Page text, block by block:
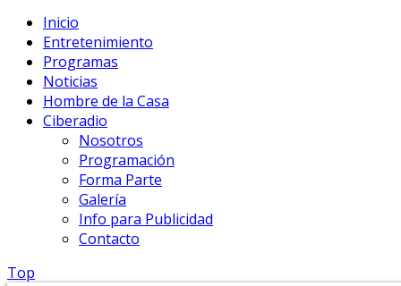
Inicio
Entretenimiento
Programas
Noticias
Hombre de la Casa
Ciberadio
Nosotros
Programación
Forma Parte
Galería
Info para Publicidad
Contacto
Top